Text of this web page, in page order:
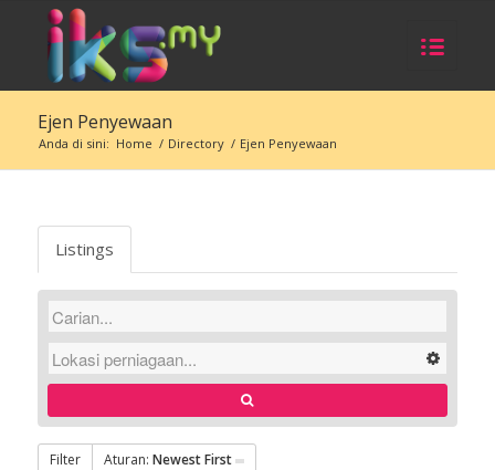
Ejen Penyewaan
Anda di sini: Home / Directory / Ejen Penyewaan
Listings
Filter Aturan: Newest First